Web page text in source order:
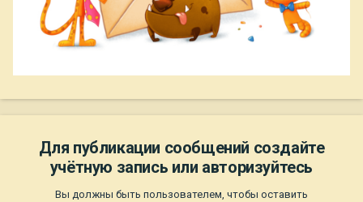
Для публикации сообщений создайте
учётную запись или авторизуйтесь
Вы должны быть пользователем, чтобы оставить